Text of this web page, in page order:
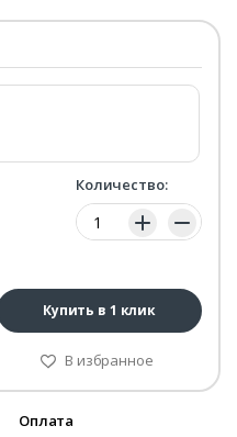
Количество:
Количество:
Купить в 1 клик
В избранное
Оплата